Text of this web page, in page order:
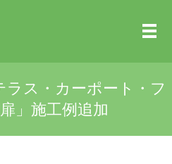
ラス・カーポート・フ
」施工例追加